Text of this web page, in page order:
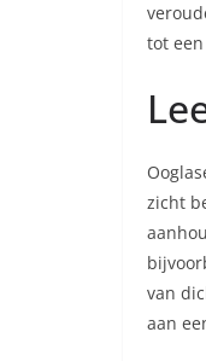
tot
zicht
van
aan